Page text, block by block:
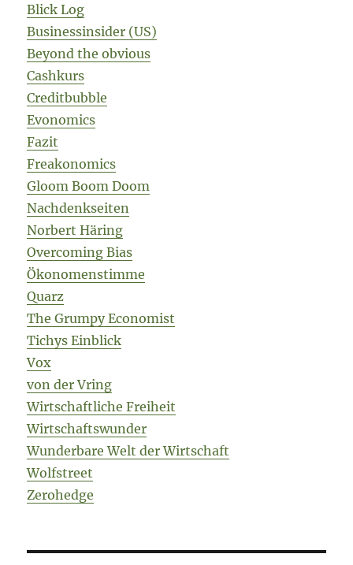
Blick Log
Businessinsider (US)
Beyond the obvious
Cashkurs
Creditbubble
Evonomics
Fazit
Freakonomics
Gloom Boom Doom
Nachdenkseiten
Norbert Häring
Overcoming Bias
Ökonomenstimme
Quarz
The Grumpy Economist
Tichys Einblick
Vox
von der Vring
Wirtschaftliche Freiheit
Wirtschaftswunder
Wunderbare Welt der Wirtschaft
Wolfstreet
Zerohedge